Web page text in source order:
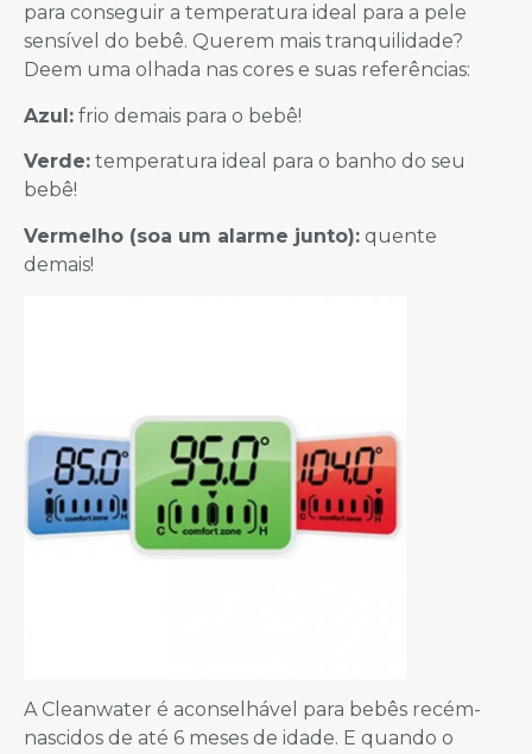
para conseguir a temperatura ideal para a pele
sensível do bebê. Querem mais tranquilidade?
Deem uma olhada nas cores e suas referências:
Azul: frio demais para o bebê!
Verde: temperatura ideal para o banho do seu
bebê!
Vermelho (soa um alarme junto): quente
demais!
A Cleanwater é aconselhável para bebês recém-
nascidos de até 6 meses de idade. E quando o